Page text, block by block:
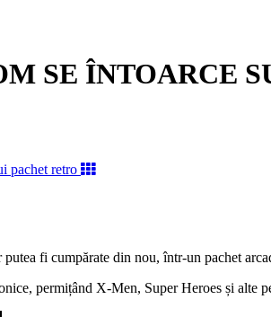
SE ÎNTOARCE
fi cumpărate din nou, într-un pachet
permițând X-Men, Super Heroes și alte